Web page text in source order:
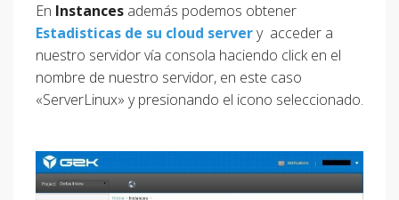
En Instances además podemos obtener
Estadisticas de su cloud servery acceder a
nuestro servidor vía consola haciendo click en el
nombre de nuestro servidor, en este caso
«ServerLinux» y presionando el icono seleccionado.